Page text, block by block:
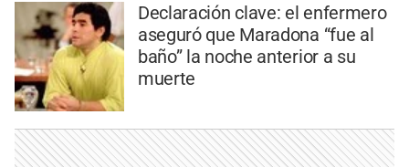
Declaración clave: el enfermero
aseguró que Maradona “fue al
baño” la noche anterior a su
muerte